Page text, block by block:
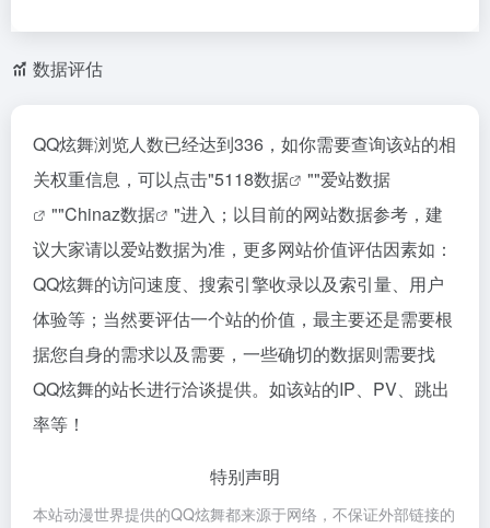
数据评估
QQ炫舞浏览人数已经达到336，如你需要查询该站的相
关权重信息，可以点击"5118数据 ""爱站数据
""Chinaz数据
"进入；以目前的网站数据参考，建
议大家请以爱站数据为准，更多网站价值评估因素如：
QQ炫舞的访问速度、搜索引擎收录以及索引量、用户
体验等；当然要评估一个站的价值，最主要还是需要根
据您自身的需求以及需要，一些确切的数据则需要找
QQ炫舞的站长进行洽谈提供。如该站的IP、PV、跳出
率等！
特别声明
本站动漫世界提供的QQ炫舞都来源于网络，不保证外部链接的